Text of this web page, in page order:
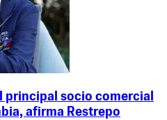
principal socio comercial
afirma Restrepo